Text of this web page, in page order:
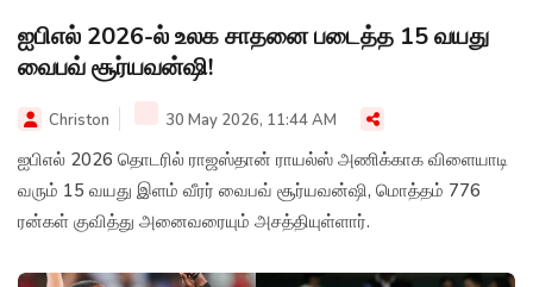
ஐபிஎல் 2026-ல் உலக சாதனை படைத்த 15 வயது
வைபவ் சூர்யவன்ஷி!
Christon 30 May 2026, 11:44 AM
ஐபிஎல் 2026 தொடரில் ராஜஸ்தான் ராயல்ஸ் அணிக்காக விளையாடி
வரும் 15 வயது இளம் வீரர் வைபவ் சூர்யவன்ஷி, மொத்தம் 776
ரன்கள் குவித்து அனைவரையும் அசத்தியுள்ளார்.